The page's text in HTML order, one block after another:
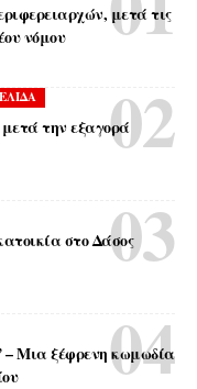
μετά τις
νόμου
την εξαγορά
στο Δάσος
– Μια ξέφρενη κωμωδία